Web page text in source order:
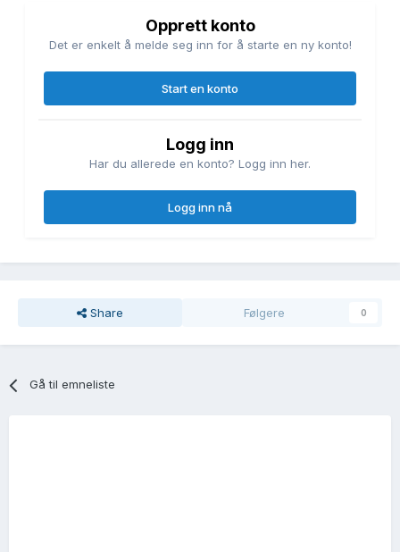
Opprett konto
Det er enkelt å melde seg inn for å starte en ny konto!
Start en konto
Logg inn
Har du allerede en konto? Logg inn her.
Logg inn nå
Share Følgere 0
Gå til emneliste